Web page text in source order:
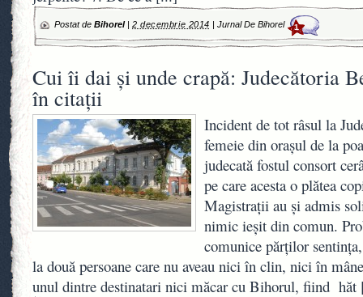
Postat de Bihorel| 2 decembrie 2014 | Jurnal De Bihorel 1
Cui îi dai şi unde crapă: Judecătoria
în citaţii
Incident de tot râsul la
femeie din oraşul de la
judecată fostul consort
pe care acesta o plătea
Magistraţii au şi admis
nimic ieşit din comun.
comunice părţilor
la două persoane care nu aveau nici în clin, nici în
unul dintre destinatari nici măcar cu Bihorul, fiind hăt